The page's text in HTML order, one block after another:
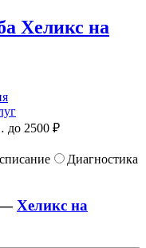
Хеликс на
до 2500 ₽
Диагностика
—Хеликс на